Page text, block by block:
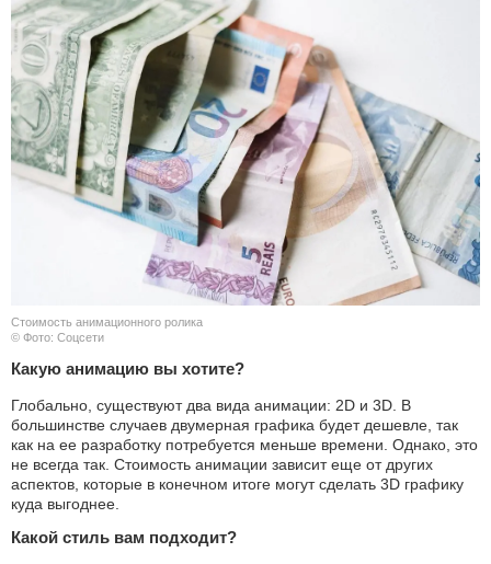
Стоимость анимационного ролика
© Фото: Соцсети
Какую анимацию вы хотите?
Глобально, существуют два вида анимации: 2D и 3D. В
большинстве случаев двумерная графика будет дешевле, так
как на ее разработку потребуется меньше времени. Однако, это
не всегда так. Стоимость анимации зависит еще от других
аспектов, которые в конечном итоге могут сделать 3D графику
куда выгоднее.
Какой стиль вам подходит?